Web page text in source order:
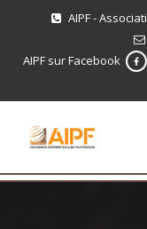
AIPF -
AIPF sur Facebook